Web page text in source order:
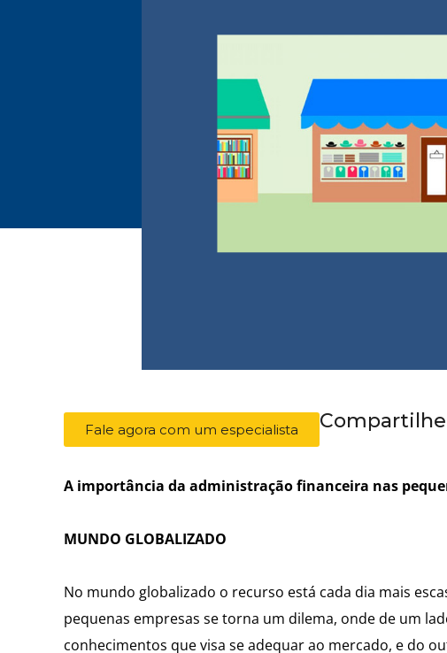
Fale agora com um especialista
A importância da administração financeira nas
MUNDO GLOBALIZADO
No mundo globalizado o recurso está cada dia mais
pequenas empresas se torna um dilema, onde de um
conhecimentos que visa se adequar ao mercado, e do